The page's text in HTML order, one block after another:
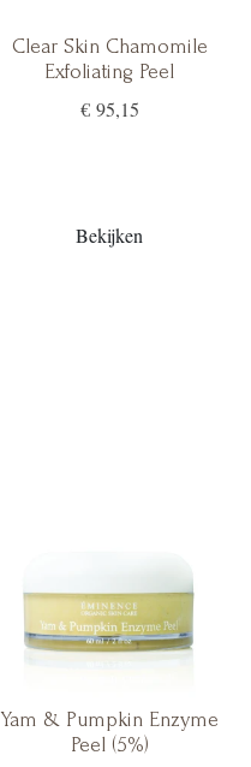
Clear Skin Chamomile
Exfoliating Peel
€ 95,15
Bekijken
Yam & Pumpkin Enzyme
Peel (5%)